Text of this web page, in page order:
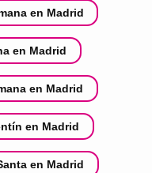
en Madrid
en Madrid
en Madrid
en Madrid
en Madrid